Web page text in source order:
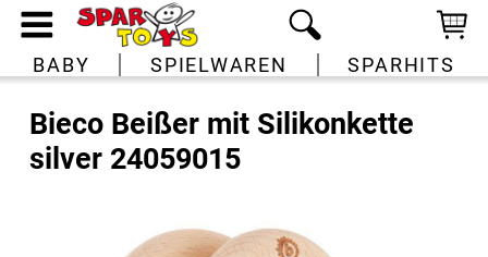
BABY SPIELWAREN SPARHITS
Bieco Beißer mit Silikonkette
silver 24059015